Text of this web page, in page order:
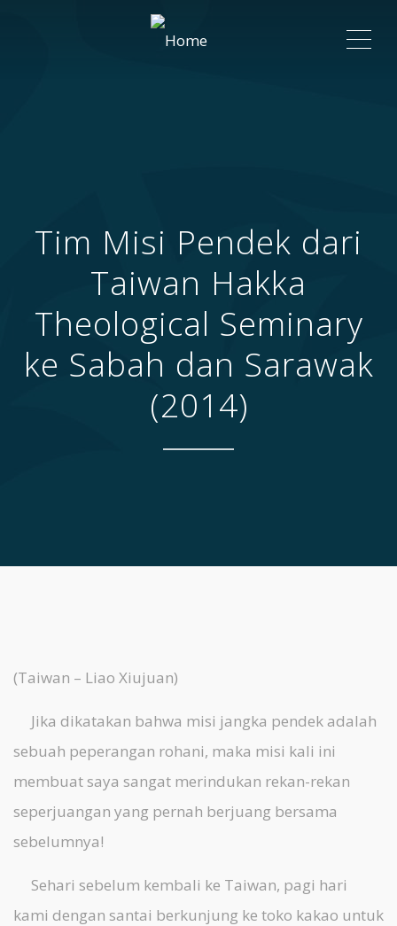
Tim Misi Pendek dari
Taiwan Hakka
Theological Seminary
ke Sabah dan Sarawak
(2014)
(Taiwan – Liao Xiujuan)
Jika dikatakan bahwa misi jangka pendek adalah
sebuah peperangan rohani, maka misi kali ini
membuat saya sangat merindukan rekan-rekan
seperjuangan yang pernah berjuang bersama
sebelumnya!
Sehari sebelum kembali ke Taiwan, pagi hari
kami dengan santai berkunjung ke toko kakao untuk